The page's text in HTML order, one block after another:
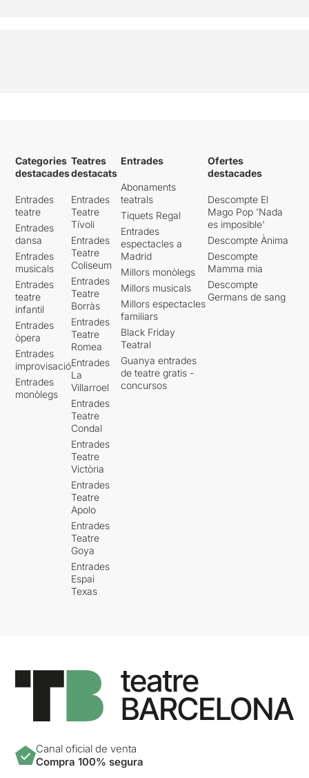
Categories
destacades
Entrades
teatre
Entrades
dansa
Entrades
musicals
Entrades
teatre
infantil
Entrades
òpera
Entrades
improvisació
Entrades
monòlegs
Teatres
destacats
Entrades
Teatre
Tívoli
Entrades
Teatre
Coliseum
Entrades
Teatre
Borràs
Entrades
Teatre
Romea
Entrades
La
Villarroel
Entrades
Teatre
Condal
Entrades
Teatre
Victòria
Entrades
Teatre
Apolo
Entrades
Teatre
Goya
Entrades
Espai
Texas
Entrades
Abonaments
teatrals
Tiquets Regal
Entrades
espectacles a
Madrid
Millors monòlegs
Millors musicals
Millors espectacles
familiars
Black Friday
Teatral
Guanya entrades
de teatre gratis -
concursos
Ofertes
destacades
Descompte El
Mago Pop 'Nada
es imposible'
Descompte Ànima
Descompte
Mamma mia
Descompte
Germans de sang
Canal oficial de venta
Compra 100% segura